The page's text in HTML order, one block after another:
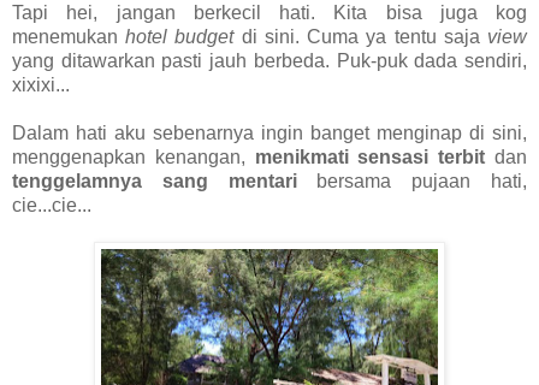
Tapi hei, jangan berkecil hati. Kita bisa juga kog
menemukanhotel budgetdi sini. Cuma ya tentu saja view
yang ditawarkan pasti jauh berbeda. Puk-puk dada sendiri,
xixixi...
Dalam hati aku sebenarnya ingin banget menginap di sini,
menggenapkan kenangan, menikmati sensasi terbitdan
tenggelamnya sang mentaribersama pujaan hati,
cie...cie...